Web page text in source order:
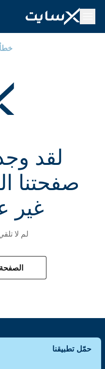
خطأ 404
لقد
صفحتنا
غير
لم لا
حمّل تطبيقنا